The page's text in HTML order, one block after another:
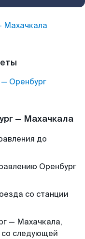
Махачкала
— Оренбург
— Махачкала
до
Оренбург
со станции
— Махачкала,
следующей